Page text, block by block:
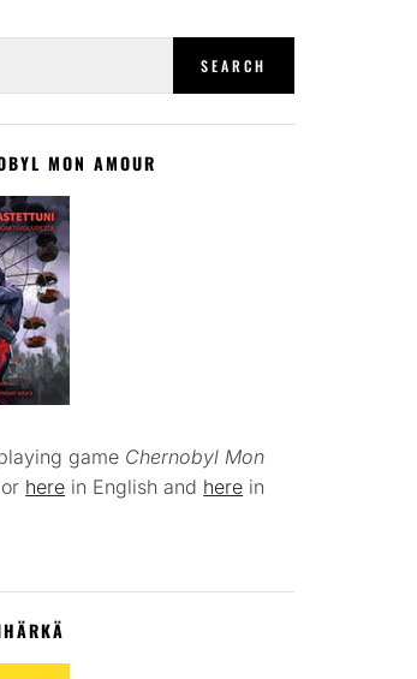
MON AMOUR
game Chernobyl Mon
or here in English and here in